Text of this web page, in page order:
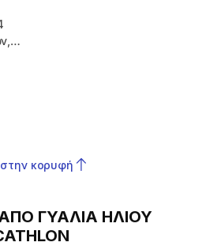
κορυφή
ΓΥΑΛΙΑ ΗΛΙΟΥ